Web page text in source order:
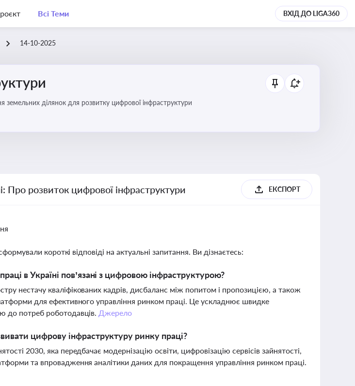
Всі Теми ВХІД ДО LIGA360
14-10-2025
ділянок для розвитку цифрової інфраструктури
Про розвиток цифрової інфраструктури ЕКСПОРТ
короткі відповіді на актуальні запитання. Ви дізнаєтесь:
в Україні пов’язані з цифровою інфраструктурою?
нестачу кваліфікованих кадрів, дисбаланс між попитом і пропозицією, а також
для ефективного управління ринком праці. Це ускладнює швидке
до потреб роботодавців. Джерело
цифрову інфраструктуру ринку праці?
2030, яка передбачає модернізацію освіти, цифровізацію сервісів зайнятості,
та впровадження аналітики даних для покращення управління ринком праці.